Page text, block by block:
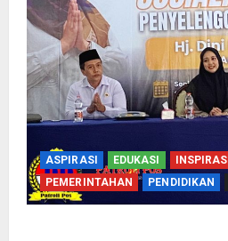
ASPIRASI EDUKASI INSPIRASI
PEMERINTAHAN
PENDIDIKAN